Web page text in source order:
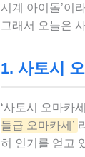
시계 아이돌’이
그래서 오늘은
1. 사토시
‘사토시 오마카
들급 오마카세’
히 인기를 얻고